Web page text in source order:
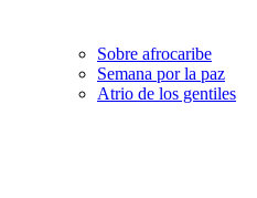
Sobre afrocaribe
Semana por la paz
Atrio de los gentiles